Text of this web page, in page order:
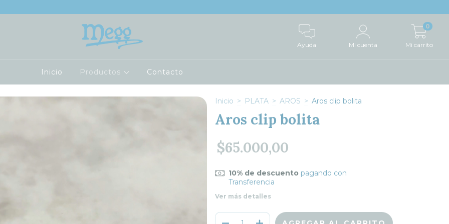
Ayuda Mi cuenta Mi carrito
0
Inicio Productos Contacto
Inicio > PLATA > AROS > Aros clip bolita
Aros clip bolita
$65.000,00
10% de descuento pagando con
Transferencia
Ver más detalles